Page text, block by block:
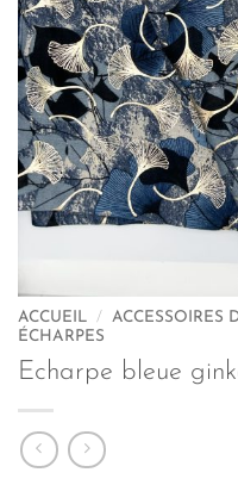
ACCUEIL / ACCESSOIRES
ÉCHARPES
Echarpe bleue